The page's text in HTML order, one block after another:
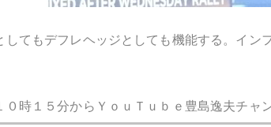
てもデフレヘッジとしても機能する。イン
時１５分からＹｏｕＴｕｂｅ豊島逸夫チャ